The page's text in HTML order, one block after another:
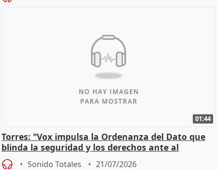
01:44
Torres: "Vox impulsa la Ordenanza del Dato que
blinda la seguridad y los derechos ante al
control"
Sonido Totales 21/07/2026